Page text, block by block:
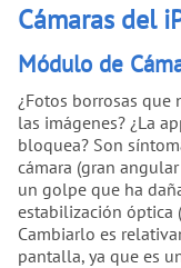
Cámaras del
Módulo de
¿Fotos borrosas que
las imágenes? ¿La
bloquea? Son
cámara (gran
un golpe que ha
estabilización óptica
Cambiarlo es
pantalla, ya que es